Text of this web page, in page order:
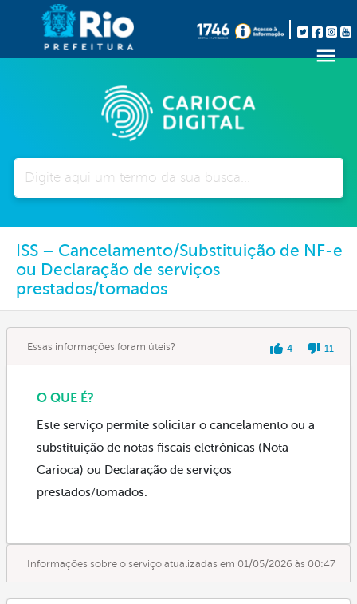
ISS – Cancelamento/Substituição de NF-e
ou Declaração de serviços
prestados/tomados
Essas informações foram úteis? 4 11
O QUE É?
Este serviço permite solicitar o cancelamento ou a
substituição de notas fiscais eletrônicas (Nota
Carioca) ou Declaração de serviços
prestados/tomados.
Informações sobre o serviço atualizadas em 01/05/2026 às 00:47